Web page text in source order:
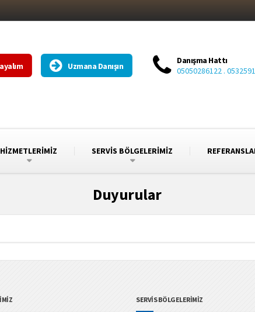
Uzmana Danışın
Danışma Hattı
05050286122 .
HİZMETLERİMİZ SERVİS BÖLGELERİMİZ
Duyurular
SERVİS BÖLGELERİMİZ